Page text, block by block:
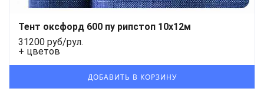
Тент оксфорд 600 пу рипстоп 10х12м
31200 руб/рул.
+ цветов